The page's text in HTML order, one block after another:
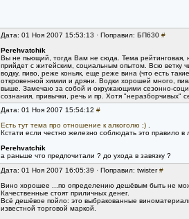
Дата: 01 Ноя 2007 15:53:13 · Поправил: БП630 #
Perehvatchik
Вы не пьющий, тогда Вам не сюда. Тема рейтинговая,
прийдет с житейским, социальным опытом. Всю ветку
водку, пиво, реже коньяк, еще реже вина (что есть
откровенной химии и дряни. Водки хорошей много,
выше. Замечаю за собой и окружающими сезонно-
сознания, привычки, речь и пр. Хотя "неразборчивых"
Дата: 01 Ноя 2007 15:54:12 #
Есть тут тема про отношение к алкоголю ;)
Кстати если честно железно соблюдать это правило
Perehvatchik
а раньше что предпочитали ? до ухода в завязку ?
Дата: 01 Ноя 2007 16:05:39 · Поправил: twister#
Вино хорошее ...по определению дешёвым быть не
Качественные стоят приличных денег.
Всё дешёвое пойло: это выбракованные
известной торговой маркой.